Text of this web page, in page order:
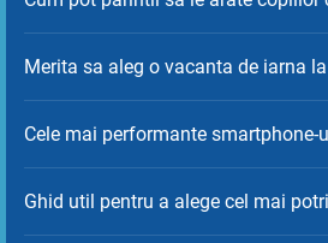
Merita sa aleg o vacanta de iarna
Cele mai performante smartphone-
Ghid util pentru a alege cel mai